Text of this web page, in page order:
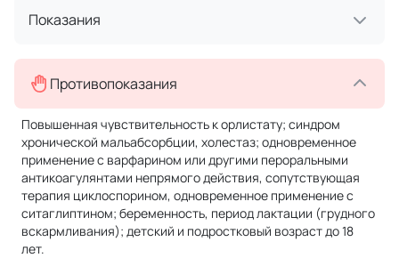
Показания
Противопоказания
Повышенная чувствительность к орлистату; синдром
хронической мальабсорбции, холестаз; одновременное
применение с варфарином или другими пероральными
антикоагулянтами непрямого действия, сопутствующая
терапия циклоспорином, одновременное применение с
ситаглиптином; беременность, период лактации (грудного
вскармливания); детский и подростковый возраст до 18
лет.